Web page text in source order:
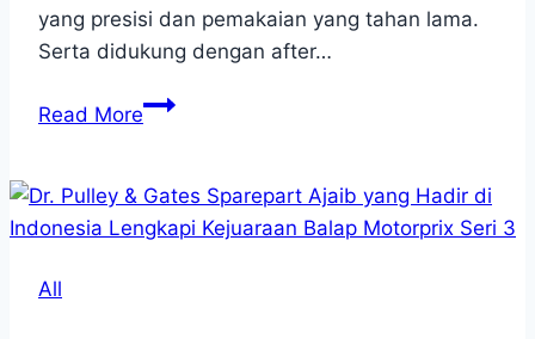
yang presisi dan pemakaian yang tahan lama.
Serta didukung dengan after…
Read MoreMAKIN
seimbang
&
All